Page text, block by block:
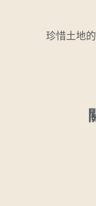
珍惜土地